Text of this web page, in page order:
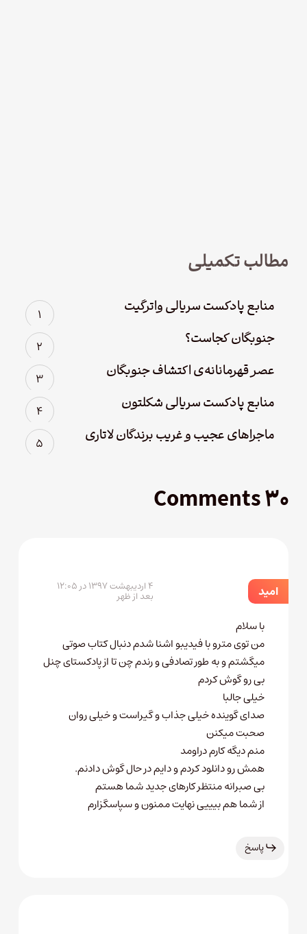
مطالب تکمیلی
منابع پادکست سریالی واترگیت
جنوبگان کجاست؟
عصر قهرمانانه‌ی اکتشاف جنوبگان
منابع پادکست سریالی شکلتون
ماجراهای عجیب و غریب برندگان لاتاری
۳۰ Comments
امید ۴ اردیبهشت ۱۳۹۷ در ۱۲:۰۵
بعد از ظهر
با سلام
من توی مترو با فیدیبو اشنا شدم دنبال کتاب صوتی
میگشتم و به طور تصادفی و رندم چن تا از پادکستای چنل
بی رو گوش کردم
خیلی جالبا
صدای گوینده خیلی جذاب و گیراست و خیلی روان
صحبت میکنن
منم دیگه کارم دراومد
همش رو دانلود کردم و دایم در حال گوش دادنم.
بی صبرانه منتظر کارهای جدید شما هستم
از شما هم بیییی نهایت ممنون و سپاسگزارم
پاسخ